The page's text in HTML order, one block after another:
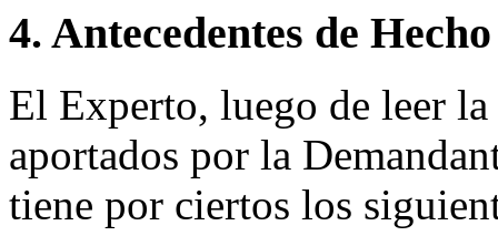
4. Antecedentes de Hecho
El Experto, luego de leer
aportados por la
tiene por ciertos los